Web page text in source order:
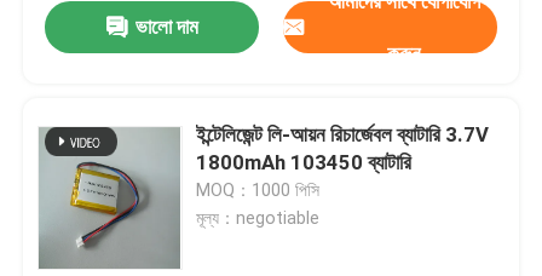
ভালো দাম
করুন
ইন্টেলিজেন্ট লি-আয়ন রিচার্জেবল ব্যাটারি 3.7V
1800mAh 103450 ব্যাটারি
MOQ：1000 পিসি
মূল্য：negotiable